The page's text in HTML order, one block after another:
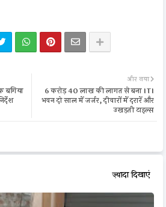
और नया
6 करोड़ 40 लाख की लागत से बना ITI
भवन दो साल में जर्जर, दीवारों में दरारें और
उखड़ती टाइल्स
बगिया
ज़्यादा दिखाएं